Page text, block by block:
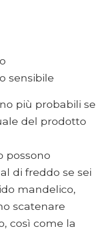
sensibile
più probabili se
del prodotto
possono
di freddo se sei
mandelico,
scatenare
così come la